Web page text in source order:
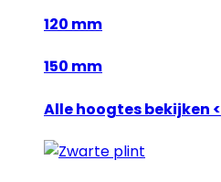
120 mm
150 mm
Alle hoogtes bekijken <